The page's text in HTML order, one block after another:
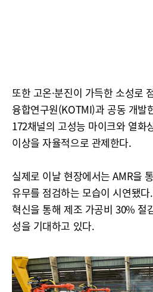
또한 고온·분진이 가득한 소성로
융합연구원(KOTMI)과 공동 개발
172채널의 고성능 마이크와 열화
이상을 자율적으로 관제한다.
실제로 이날 현장에서는 AMR을
유무를 점검하는 모습이 시연됐
혁신을 통해 제조 가공비 30% 절
성을 기대하고 있다.